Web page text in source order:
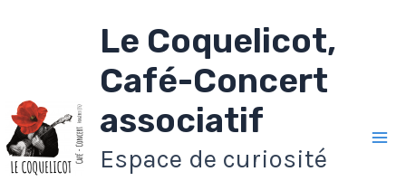
Le Coquelicot,
Café-Concert
associatif
Espace de curiosité